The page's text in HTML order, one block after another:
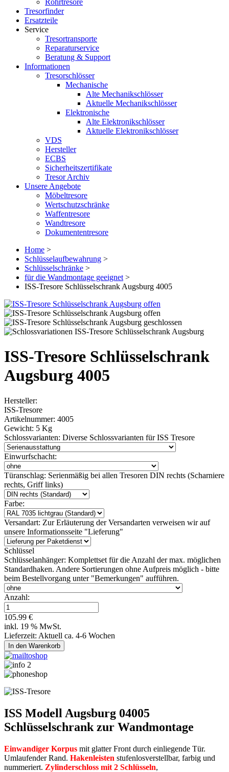
Rohrtresore
Tresorfinder
Ersatzteile
Service
Tresortransporte
Reparaturservice
Beratung & Support
Informationen
Tresorschlösser
Mechanische
Alte Mechanikschlösser
Aktuelle Mechanikschlösser
Elektronische
Alte Elektronikschlösser
Aktuelle Elektronikschlösser
VDS
Hersteller
ECBS
Sicherheitszertifikate
Tresor Archiv
Unsere Angebote
Möbeltresore
Wertschutzschränke
Waffentresore
Wandtresore
Dokumententresore
Home >
Schlüsselaufbewahrung >
Schlüsselschränke >
für die Wandmontage geeignet >
ISS-Tresore Schlüsselschrank Augsburg 4005
ISS-Tresore Schlüsselschrank
Augsburg 4005
Hersteller:
ISS-Tresore
Artikelnummer: 4005
Gewicht: 5 Kg
Schlossvarianten: Diverse Schlossvarianten für ISS Tresore
Einwurfschacht:
Türanschlag: Serienmäßig bei allen Tresoren DIN rechts (Scharniere
rechts, Griff links)
Farbe:
Versandart: Zur Erläuterung der Versandarten verweisen wir auf
unsere Informationsseite "Lieferung"
Schlüssel
Schlüsselanhänger: Komplettset für die Anzahl der max. möglichen
Standardhaken. Andere Sortierungen ohne Aufpreis möglich - bitte
beim Bestellvorgang unter "Bemerkungen" aufführen.
Anzahl:
105.99 €
inkl. 19 % MwSt.
Lieferzeit: Aktuell ca. 4-6 Wochen
ISS Modell Augsburg 04005
Schlüsselschrank zur Wandmontage
Einwandiger Korpus mit glatter Front durch einliegende Tür.
Umlaufender Rand. Hakenleisten stufenlosverstellbar, farbig und
nummeriert. Zylinderschloss mit 2 Schlüsseln,